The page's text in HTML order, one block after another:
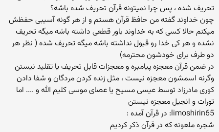
تحریف شده ، پس چرا نمیتونه قرآن تحریف شده باشه؟
چون خداوند گفته من حافظ قرآن هستم و از هر گونه آسیبی حفظش
میکنم حالا کسی که به خداوند باور قطعی داشته باشه میگه تحریف
نشده و هر کی خدا رو قبول نداشته باشه میگه تحریف شده ( نظر هر
دو طرف برای خودشون محترمه)
در ضمن قرآن معجزه پیامبره و معجزات قابل تحریف یا تقلید نیستن
وگرنه اسمشون معجزه نیست ، مثل زنده کردن مردگان و شفا دادن
کوری مادرزاد توسط عیسی مسیح یا عصای موسی کلیم الله و .... اما
تورات و انجیل معجزه نیستن
limoshirin65: در قرآن آمده :
شجره ملعونه که در قرآن ذکر کردیم